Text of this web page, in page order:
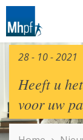
28 - 10 - 2021
Heeft u
voor uw